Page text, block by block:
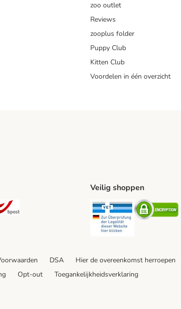
zoo outlet
Reviews
zooplus folder
Puppy Club
Kitten Club
Voordelen in één overzicht
Method
Relay Shipping Method
Veilig shoppen
Security
DSA Hier de overeenkomst herroepen
Opt-out Toegankelijkheidsverklaring